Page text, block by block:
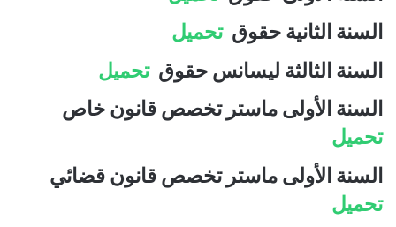
السنة الثانية حقوقتحميل
السنة الثالثة ليسانس حقوقتحميل
السنة الأولى ماستر تخصص قانون خاص
تحميل
السنة الأولى ماستر تخصص قانون قضائي
تحميل